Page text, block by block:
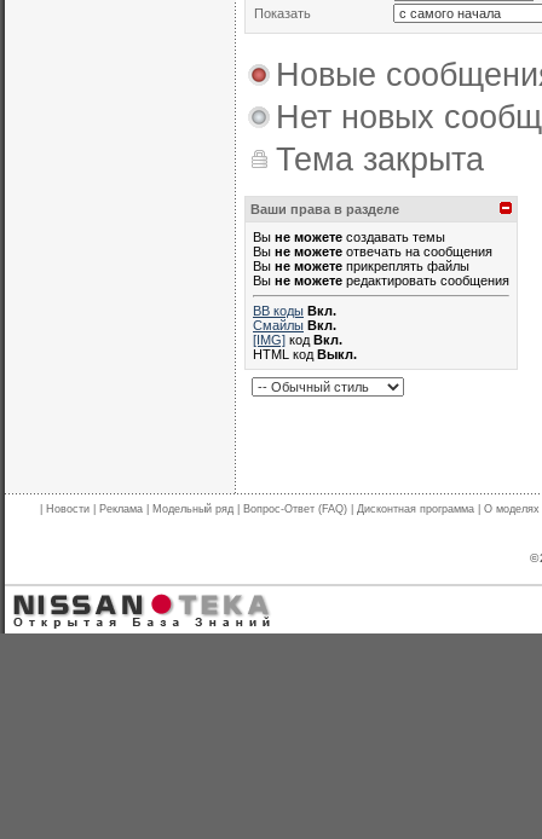
Показать
Новые
Нет новых
Тема закрыта
Ваши права в разделе
Вы не можете создавать темы
Вы не можете отвечать на сообщения
Вы не можете прикреплять файлы
Вы не можете редактировать сообщения
BB коды Вкл.
Смайлы Вкл.
[IMG] код Вкл.
HTML код Выкл.
Новости Реклама Модельный ряд Вопрос-Ответ (FAQ) Дисконтная программа О моделях
©